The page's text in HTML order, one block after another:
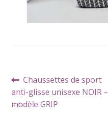
Navigation
de
l’article
Article
précédent :
Chaussettes de sport
anti-glisse unisexe NOIR –
modèle GRIP